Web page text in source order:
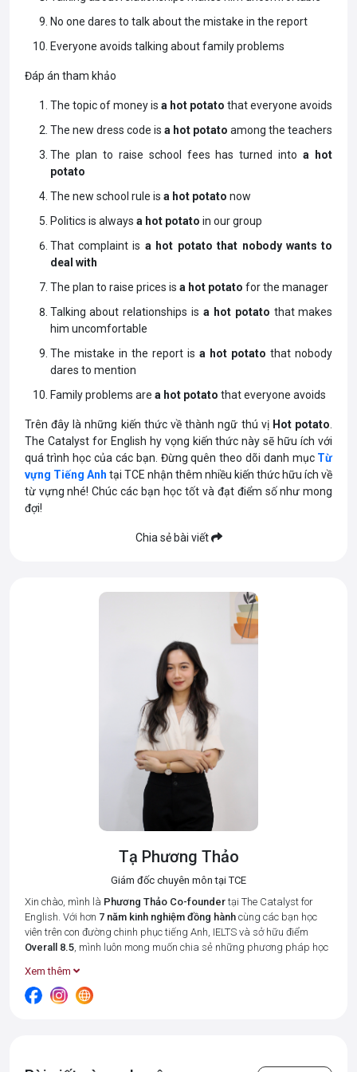
No one dares to talk about the mistake in the report
Everyone avoids talking about family problems
Đáp án tham khảo
The topic of money is a hot potato that everyone avoids
The new dress code is a hot potato among the teachers
The plan to raise school fees has turned intoa hot
potato
The new school rule is a hot potato now
Politics is always a hot potato in our group
That complaint is a hot potato that nobody wants to
deal with
The plan to raise prices is a hot potato for the manager
Talking about relationships is a hot potato that makes
him uncomfortable
The mistake in the report isa hot potato that nobody
dares to mention
Family problems are a hot potato that everyone avoids
Trên đây là những kiến thức về thành ngữ thú vị Hot potato
The Catalyst for English hy vọng kiến thức này sẽ hữu ích với
quá trình học của các bạn. Đừng quên theo dõi danh mục Từ
vựng Tiếng Anh tại TCE nhận thêm nhiều kiến thức hữu ích về
từ vựng nhé! Chúc các bạn học tốt và đạt điểm số như mong
đợi!
Chia sẻ bài viết
Tạ Phương Thảo
Giám đốc chuyên môn tại TCE
Xin chào, mình là Phương Thảo Co-foundertại The Catalyst for
English. Với hơn 7 năm kinh nghiệm đồng hànhcùng các bạn học
viên trên con đường chinh phục tiếng Anh, IELTS và sở hữu điểm
Overall 8.5, mình luôn mong muốn chia sẻ những phương pháp học
quả cao.
Tại The Catalyst for English, mình cùng đội ngũ giáo viên luôn đặt 3
Xem thêm